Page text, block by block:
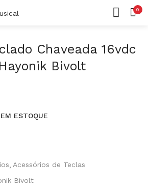
0
CONTA
Senha perdida?
Chaveada 16vdc
Bivolt
ESTOQUE
Acessórios de Teclas
Bivolt